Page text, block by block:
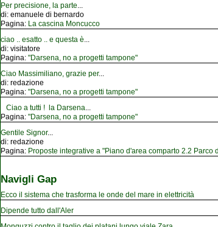
Per precisione, la parte
di: emanuele di bernardo
Pagina: La cascina Moncucco
ciao .. esatto .. e questa è
di: visitatore
Pagina: "Darsena, no a progetti tampone"
Ciao Massimiliano, grazie per...
di: redazione
Pagina: "Darsena, no a progetti tampone"
Ciao a tutti ! la Darsena
Pagina: "Darsena, no a progetti tampone"
Gentile Signor...
di: redazione
Pagina: Proposte integrative a "Piano d'area comparto 2.2 Parco
Navigli Gap
Ecco il sistema che trasforma le onde del mare in elettricità
Dipende tutto dall'Aler